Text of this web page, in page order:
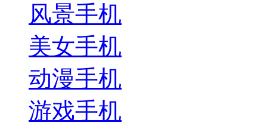
风景手机
美女手机
动漫手机
游戏手机